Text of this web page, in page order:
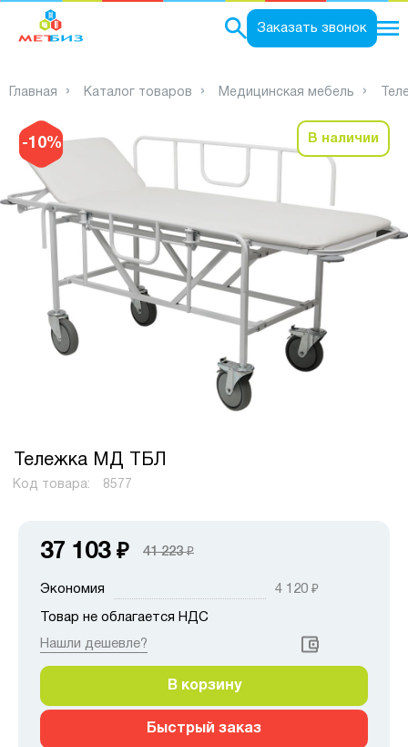
Заказать звонок
Главная Каталог товаров Медицинская мебель
-10% В наличии
Тележка МД ТБЛ
Код товара: 8577
37 103 ₽ 41 223₽
Экономия 4 120 ₽
Товар не облагается НДС
Нашли дешевле?
В корзину
Быстрый заказ